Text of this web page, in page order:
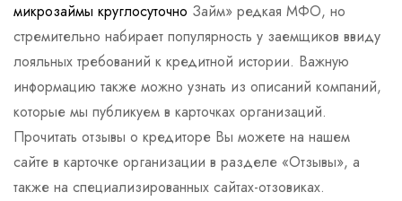
микрозаймы круглосуточно Займ» редкая МФО, но
стремительно набирает популярность у заемщиков ввиду
лояльных требований к кредитной истории. Важную
информацию также можно узнать из описаний компаний,
которые мы публикуем в карточках организаций.
Прочитать отзывы о кредиторе Вы можете на нашем
сайте в карточке организации в разделе «Отзывы», а
также на специализированных сайтах-отзовиках.